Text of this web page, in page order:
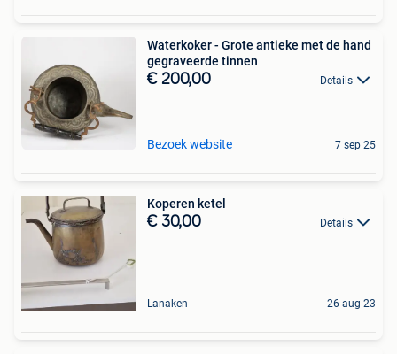
Waterkoker - Grote antieke met de hand
gegraveerde tinnen
€ 200,00 Details
Bezoek website 7 sep 25
Koperen ketel
€ 30,00 Details
Lanaken 26 aug 23